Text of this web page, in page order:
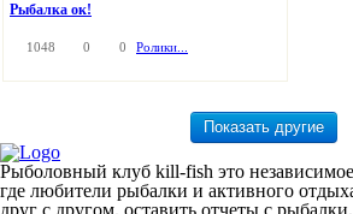
Рыбалка ок!
1048 0 0 Ролики...
Рыболовный клуб kill-fish это
где любители рыбалки и активного
друг с другом, оставить отчеты с